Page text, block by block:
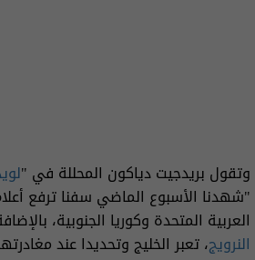
وتقول بريدجيت دياكون المحللة في "
"شهدنا الأسبوع الماضي سفنا ترفع
العربية المتحدة وكوريا الجنوبية،
النرويج، تعبر الخليج وتحديدا عند